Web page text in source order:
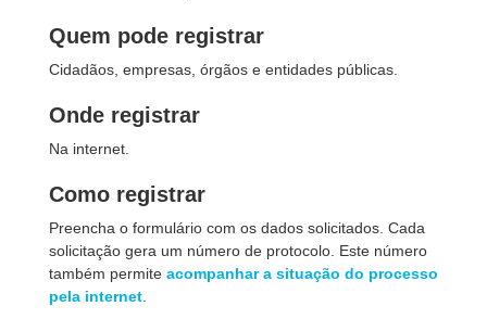
Quem pode registrar
Cidadãos, empresas, órgãos e entidades públicas.
Onde registrar
Na internet.
Como registrar
Preencha o formulário com os dados solicitados. Cada
solicitação gera um número de protocolo. Este número
também permite acompanhar a situação do processo
pela internet